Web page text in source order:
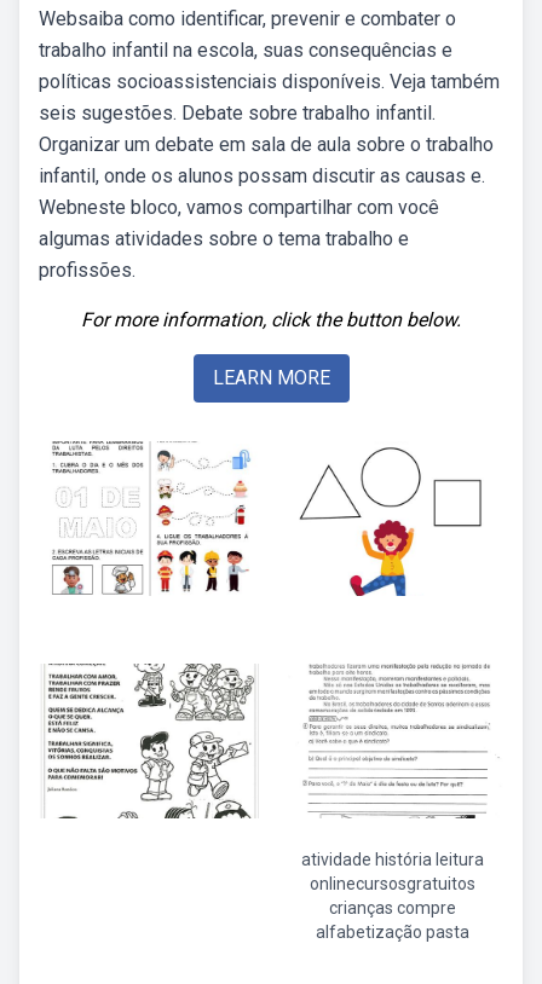
Websaiba como identificar, prevenir e combater o
trabalho infantil na escola, suas consequências e
políticas socioassistenciais disponíveis. Veja também
seis sugestões. Debate sobre trabalho infantil.
Organizar um debate em sala de aula sobre o trabalho
infantil, onde os alunos possam discutir as causas e.
Webneste bloco, vamos compartilhar com você
algumas atividades sobre o tema trabalho e
profissões.
For more information, click the button below.
LEARN MORE
atividade história leitura
onlinecursosgratuitos
crianças compre
alfabetização pasta